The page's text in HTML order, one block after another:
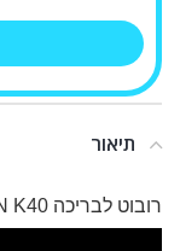
תיאור
רובוט לבריכה IGARDEN K40 מסדרת K